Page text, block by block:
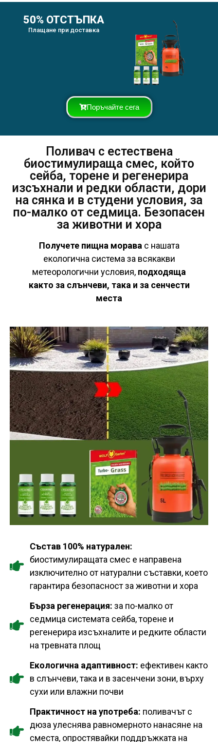
50% ОТСТЪПКА
Плащане при доставка
Поръчайте сега
Поливач с естествена
биостимулираща смес, който
сейба, торене и регенерира
изсъхнали и редки области, дори
на сянка и в студени условия, за
по-малко от седмица. Безопасен
за животни и хора
Получете пищна морава с нашата
екологична система за всякакви
метеорологични условия, подходяща
както за слънчеви, така и за сенчести
места
Състав 100% натурален:
биостимулиращата смес е направена
изключително от натурални съставки, което
гарантира безопасност за животни и хора
Бърза регенерация: за по-малко от
седмица системата сейба, торене и
регенерира изсъхналите и редките области
на тревната площ
Екологична адаптивност: ефективен както
в слънчеви, така и в засенчени зони, върху
сухи или влажни почви
Практичност на употреба: поливачът с
дюза улеснява равномерното нанасяне на
сместа, опростявайки поддръжката на